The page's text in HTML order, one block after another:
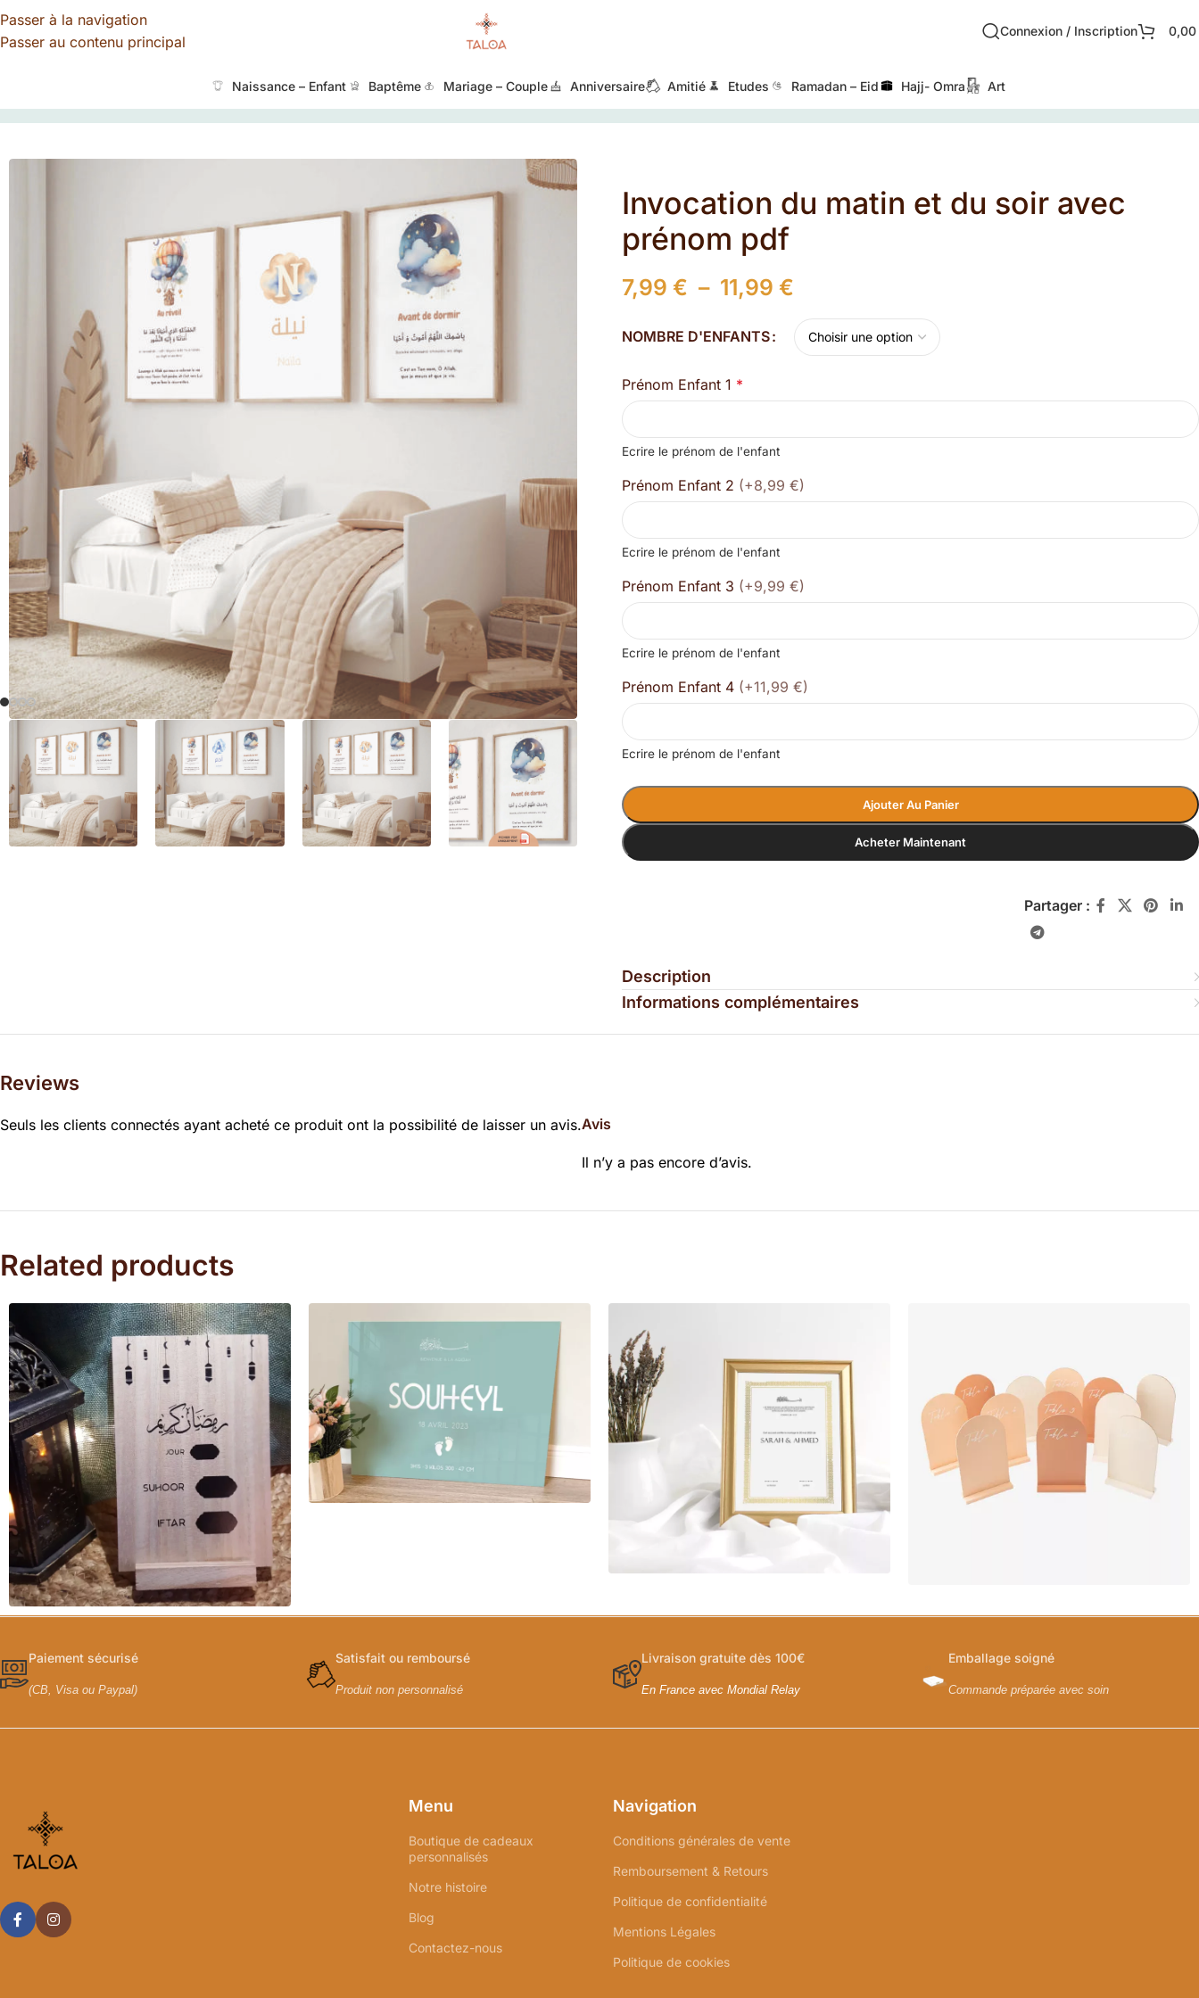
Passer à la navigation
Passer au contenu principal
Connexion / Inscription 0,00
Naissance – Enfant Baptême Mariage – Couple Anniversaire Amitié Etudes Ramadan – Eid Hajj- Omra Art
invocation du matin et du soir
Invocation du matin et du soir avec
prénom pdf
7,99 € – 11,99 €
NOMBRE D'ENFANTS
Prénom Enfant 1 *
Ecrire le prénom de l'enfant
Prénom Enfant 2 (+8,99 €)
Ecrire le prénom de l'enfant
Prénom Enfant 3 (+9,99 €)
Ecrire le prénom de l'enfant
Prénom Enfant 4 (+11,99 €)
Ecrire le prénom de l'enfant
Ajouter Au Panier
Acheter Maintenant
Partager :
Description
Informations complémentaires
Reviews
Avis
Il n’y a pas encore d’avis.
Seuls les clients connectés ayant acheté ce produit ont la possibilité de laisser un avis.
Related products
Paiement sécurisé
(CB, Visa ou Paypal)
Satisfait ou remboursé
Produit non personnalisé
Livraison gratuite dès 100€
En France avec Mondial Relay
Emballage soigné
Commande préparée avec soin
Menu
Boutique de cadeaux
personnalisés
Notre histoire
Blog
Contactez-nous
Navigation
Conditions générales de vente
Remboursement & Retours
Politique de confidentialité
Mentions Légales
Politique de cookies